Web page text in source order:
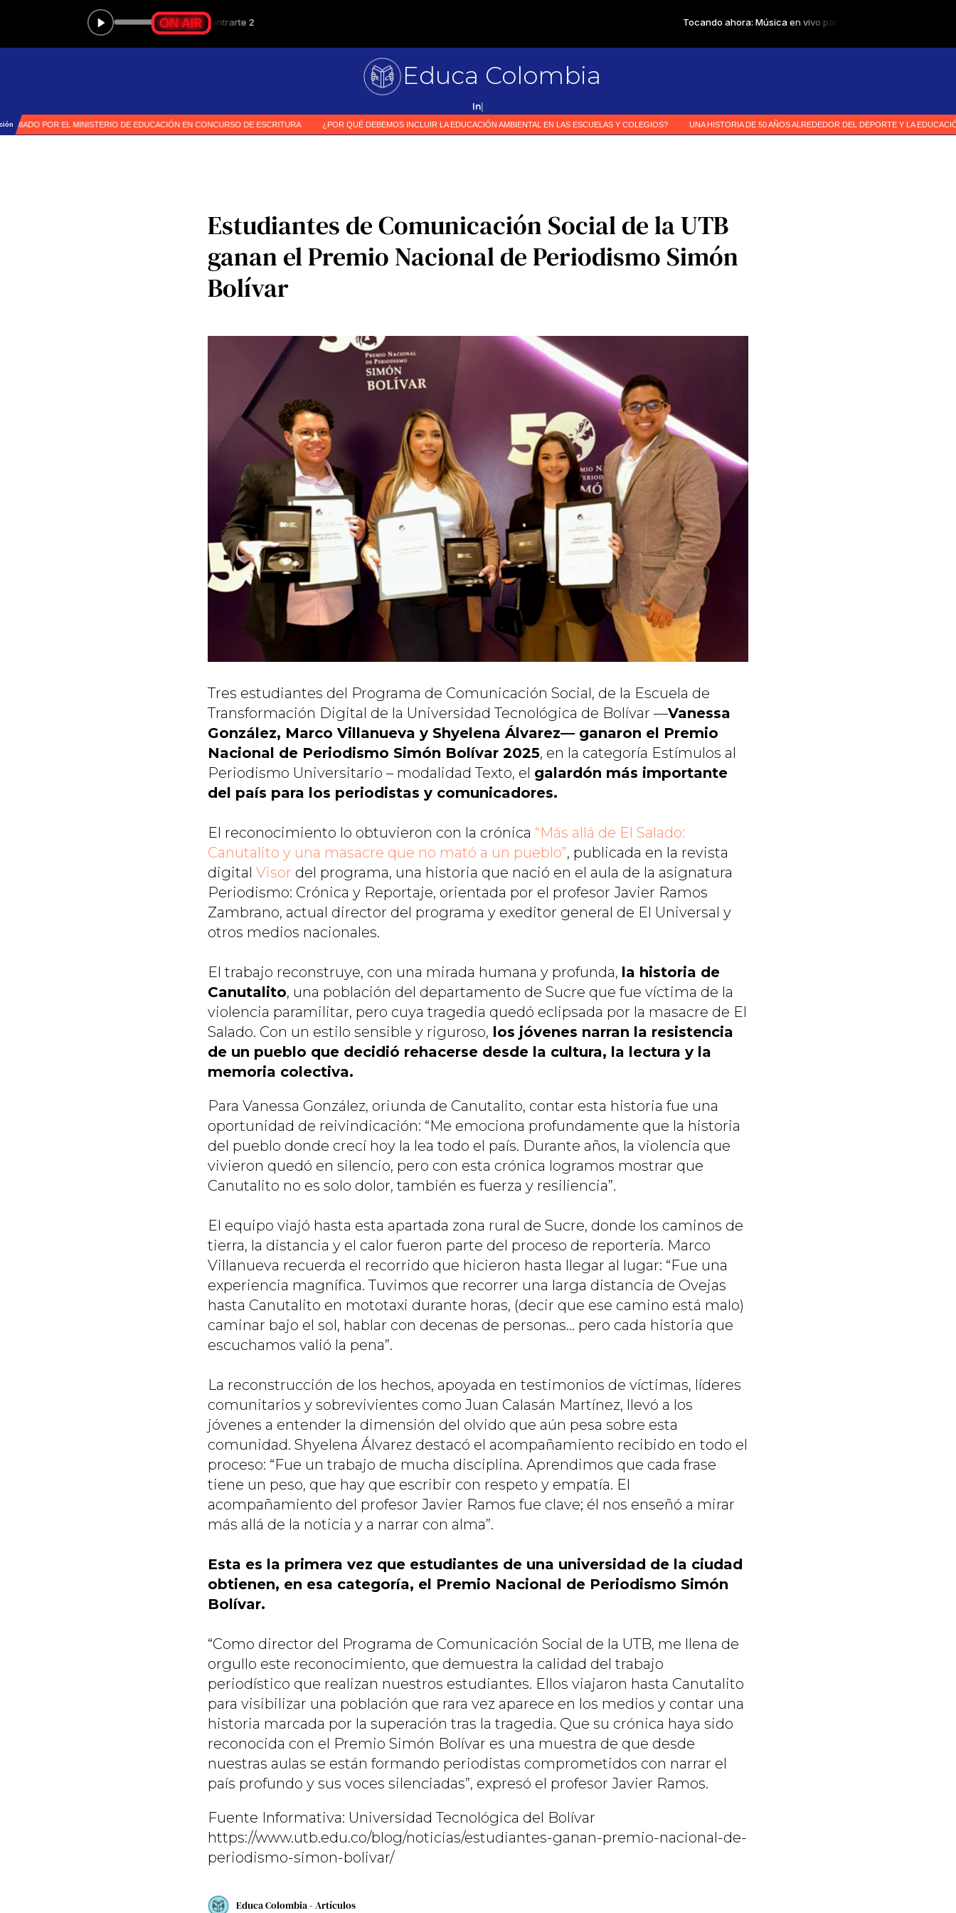
Educa Colombia
Primer
Estudiantes de Comunicación Social de la UTB
ganan el Premio Nacional de Periodismo Simón
Bolívar
Tres estudiantes del Programa de Comunicación Social, de la Escuela de
Transformación Digital de la Universidad Tecnológica de Bolívar —Vanessa
González, Marco Villanueva y Shyelena Álvarez— ganaron el Premio
Nacional de Periodismo Simón Bolívar 2025, en la categoría Estímulos al
Periodismo Universitario – modalidad Texto, el galardón más importante
del país para los periodistas y comunicadores.
El reconocimiento lo obtuvieron con la crónica “Más allá de El Salado:
Canutalito y una masacre que no mató a un pueblo”, publicada en la revista
digital Visor del programa, una historia que nació en el aula de la asignatura
Periodismo: Crónica y Reportaje, orientada por el profesor Javier Ramos
Zambrano, actual director del programa y exeditor general de El Universal y
otros medios nacionales.
El trabajo reconstruye, con una mirada humana y profunda, la historia de
Canutalito, una población del departamento de Sucre que fue víctima de la
violencia paramilitar, pero cuya tragedia quedó eclipsada por la masacre de El
Salado. Con un estilo sensible y riguroso, los jóvenes narran la resistencia
de un pueblo que decidió rehacerse desde la cultura, la lectura y la
memoria colectiva.
Para Vanessa González, oriunda de Canutalito, contar esta historia fue una
oportunidad de reivindicación: “Me emociona profundamente que la historia
del pueblo donde crecí hoy la lea todo el país. Durante años, la violencia que
vivieron quedó en silencio, pero con esta crónica logramos mostrar que
Canutalito no es solo dolor, también es fuerza y resiliencia”.
El equipo viajó hasta esta apartada zona rural de Sucre, donde los caminos de
tierra, la distancia y el calor fueron parte del proceso de reportería. Marco
Villanueva recuerda el recorrido que hicieron hasta llegar al lugar: “Fue una
experiencia magnífica. Tuvimos que recorrer una larga distancia de Ovejas
hasta Canutalito en mototaxi durante horas, (decir que ese camino está malo)
caminar bajo el sol, hablar con decenas de personas… pero cada historia que
escuchamos valió la pena”.
La reconstrucción de los hechos, apoyada en testimonios de víctimas, líderes
comunitarios y sobrevivientes como Juan Calasán Martínez, llevó a los
jóvenes a entender la dimensión del olvido que aún pesa sobre esta
comunidad. Shyelena Álvarez destacó el acompañamiento recibido en todo el
proceso: “Fue un trabajo de mucha disciplina. Aprendimos que cada frase
tiene un peso, que hay que escribir con respeto y empatía. El
acompañamiento del profesor Javier Ramos fue clave; él nos enseñó a mirar
más allá de la noticia y a narrar con alma”.
Esta es la primera vez que estudiantes de una universidad de la ciudad
obtienen, en esa categoría, el Premio Nacional de Periodismo Simón
Bolívar.
“Como director del Programa de Comunicación Social de la UTB, me llena de
orgullo este reconocimiento, que demuestra la calidad del trabajo
periodístico que realizan nuestros estudiantes. Ellos viajaron hasta Canutalito
para visibilizar una población que rara vez aparece en los medios y contar una
historia marcada por la superación tras la tragedia. Que su crónica haya sido
reconocida con el Premio Simón Bolívar es una muestra de que desde
nuestras aulas se están formando periodistas comprometidos con narrar el
país profundo y sus voces silenciadas”, expresó el profesor Javier Ramos.
Fuente Informativa: Universidad Tecnológica del Bolívar
https://www.utb.edu.co/blog/noticias/estudiantes-ganan-premio-nacional-de-
periodismo-simon-bolivar/
Educa Colombia - Artículos